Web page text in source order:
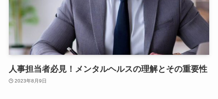
人事担当者必見！メンタルヘルスの理解とその重要性
2023年8月9日